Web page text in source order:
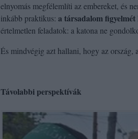
elnyomás megfélemlíti az embereket, és
inkább praktikus: a társadalom
értelmetlen feladatok: a katona ne
És mindvégig azt hallani, hogy az ország,
Távolabbi perspektívák